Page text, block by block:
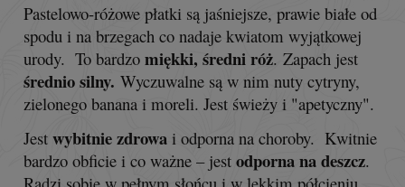
Pastelowo-różowe płatki są jaśniejsze, prawie białe od
spodu i na brzegach co nadaje kwiatom wyjątkowej
urody. To bardzo miękki, średni róż. Zapach jest
średnio silny. Wyczuwalne są w nim nuty cytryny,
zielonego banana i moreli. Jest świeży i "apetyczny".
Jest wybitnie zdrowa i odporna na choroby. Kwitnie
bardzo obficie i co ważne – jest odporna na deszcz.